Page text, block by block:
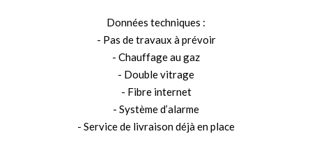
Données techniques :
- Pas de travaux à prévoir
- Chauffage au gaz
- Double vitrage
- Fibre internet
- Système d’alarme
- Service de livraison déjà en place